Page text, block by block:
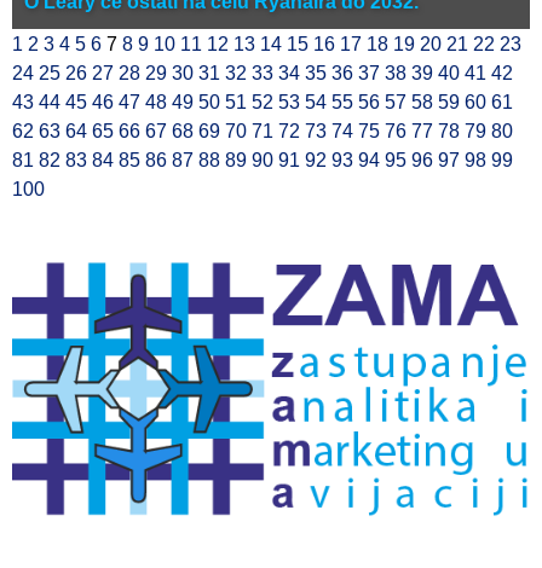
1 2 3 4 5 6 7 8 9 10 11 12 13 14 15 16 17 18 19 20 21 22 23
24 25 26 27 28 29 30 31 32 33 34 35 36 37 38 39 40 41 42
43 44 45 46 47 48 49 50 51 52 53 54 55 56 57 58 59 60 61
62 63 64 65 66 67 68 69 70 71 72 73 74 75 76 77 78 79 80
81 82 83 84 85 86 87 88 89 90 91 92 93 94 95 96 97 98 99
100